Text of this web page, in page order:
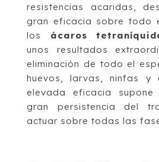
resistencias acaridas,
gran eficacia sobre todo
los ácaros
unos resultados
eliminación de todo el
huevos, larvas, ninfas y
elevada eficacia supone
gran persistencia del
actuar sobre todas las